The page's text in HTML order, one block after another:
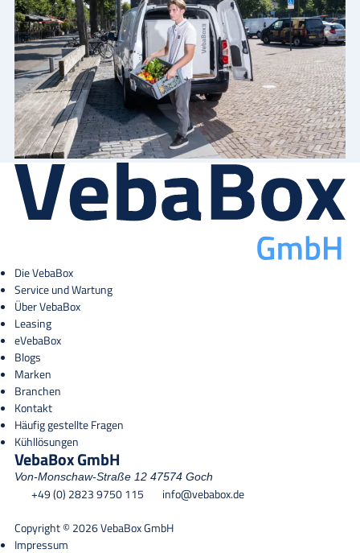
Die VebaBox
Service und Wartung
Über VebaBox
Leasing
eVebaBox
Blogs
Marken
Branchen
Kontakt
Häufig gestellte Fragen
Kühllösungen
VebaBox GmbH
Von-Monschaw-Straße 12 47574 Goch
+49 (0) 2823 9750 115
info@vebabox.de
Copyright © 2026 VebaBox GmbH
Impressum